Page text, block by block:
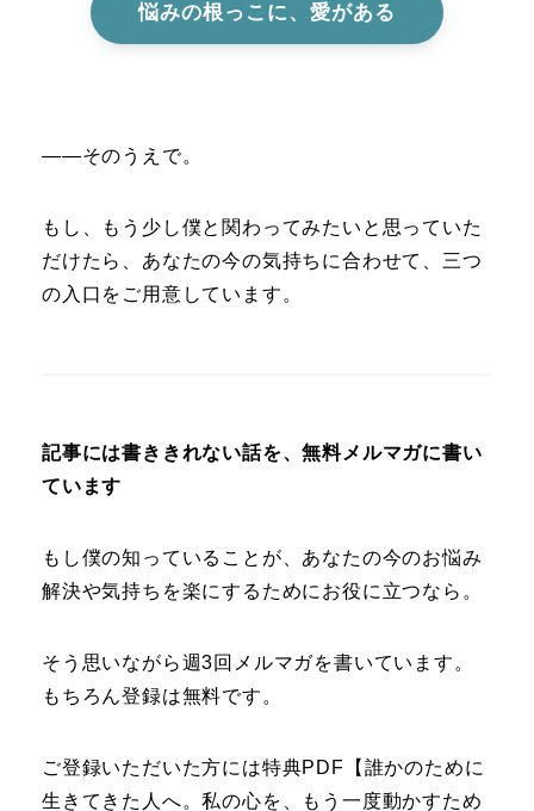
悩みの根っこに、愛がある
――そのうえで。
もし、もう少し僕と関わってみたいと思っていた
だけたら、あなたの今の気持ちに合わせて、三つ
の入口をご用意しています。
記事には書ききれない話を、無料メルマガに書い
ています
もし僕の知っていることが、あなたの今のお悩み
解決や気持ちを楽にするためにお役に立つなら。
そう思いながら週3回メルマガを書いています。
もちろん登録は無料です。
ご登録いただいた方には特典PDF【誰かのために
生きてきた人へ。私の心を、もう一度動かすため